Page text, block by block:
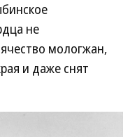
не
мологжан,
и даже снят